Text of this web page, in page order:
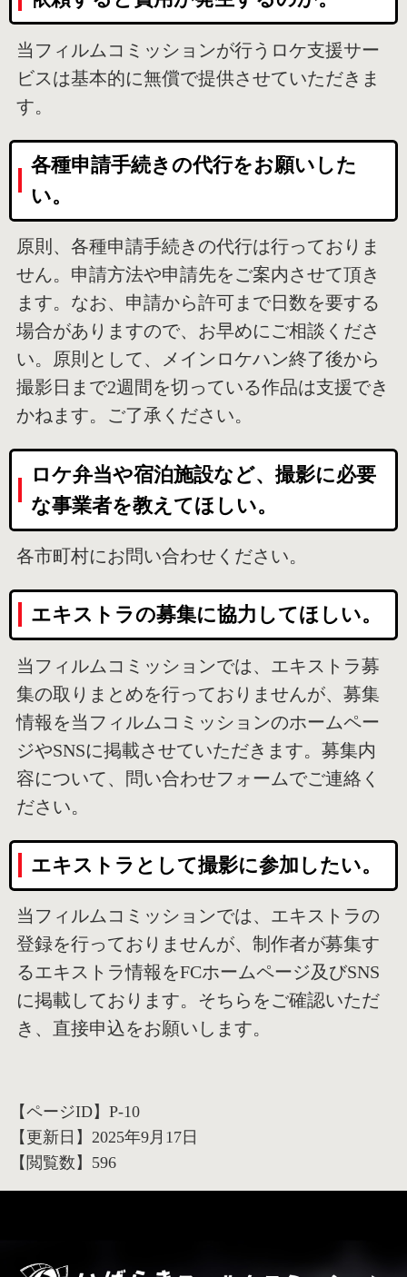
当フィルムコミッションが行うロケ支援サー
ビスは基本的に無償で提供させていただきま
す。
各種申請手続きの代行をお願いした
い。
原則、各種申請手続きの代行は行っておりま
せん。申請方法や申請先をご案内させて頂き
ます。なお、申請から許可まで日数を要する
場合がありますので、お早めにご相談くださ
い。原則として、メインロケハン終了後から
撮影日まで2週間を切っている作品は支援でき
かねます。ご了承ください。
ロケ弁当や宿泊施設など、撮影に必要
な事業者を教えてほしい。
各市町村にお問い合わせください。
エキストラの募集に協力してほしい。
当フィルムコミッションでは、エキストラ募
集の取りまとめを行っておりませんが、募集
情報を当フィルムコミッションのホームペー
ジやSNSに掲載させていただきます。募集内
容について、問い合わせフォームでご連絡く
ださい。
エキストラとして撮影に参加したい。
当フィルムコミッションでは、エキストラの
登録を行っておりませんが、制作者が募集す
るエキストラ情報をFCホームページ及びSNS
に掲載しております。そちらをご確認いただ
き、直接申込をお願いします。
【ページID】P-10
【更新日】2025年9月17日
【閲覧数】 596